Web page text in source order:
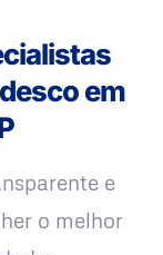
em
e
o melhor